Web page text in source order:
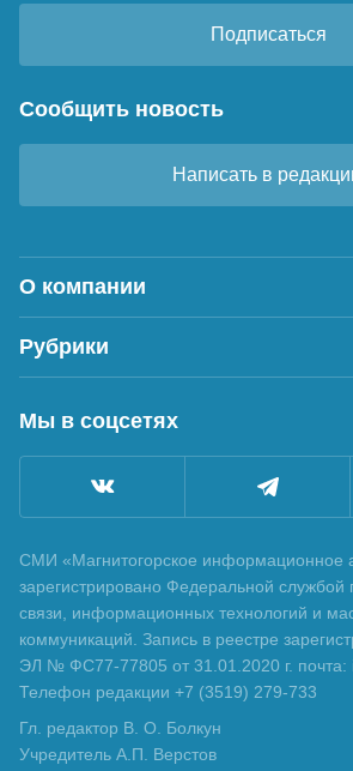
Подписаться
Сообщить новость
Написать в
О компании
Рубрики
Мы в соцсетях
СМИ «Магнитогорское информационное
зарегистрировано Федеральной службой
связи, информационных технологий и
коммуникаций. Запись в реестре
ЭЛ № ФС77-77805 от 31.01.2020 г. почта:
Телефон редакции +7 (3519) 279-733
Гл. редактор В. О. Болкун
Учредитель А.П. Верстов